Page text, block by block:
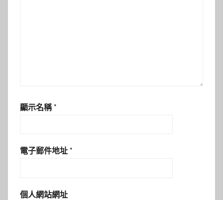
顯示名稱 *
電子郵件地址 *
個人網站網址